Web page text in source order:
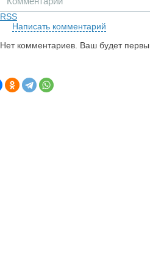
RSS
Написать комментарий
Нет комментариев. Ваш будет